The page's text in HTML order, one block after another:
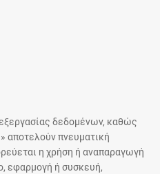
δεδομένων, καθώς
αποτελούν πνευματική
η χρήση ή αναπαραγωγή
εφαρμογή ή συσκευή,